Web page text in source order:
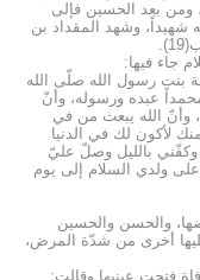
ومن بعد الحسين فإلى
شهيداً، وشهد المقداد بن
جاء فيها:
بنت رسول الله صلّى الله
عبده ورسوله، وأنّ
وأنّ الله يبعث من في
لأكون لك في الدنيا
بالليل وصلّ عليّ
على ولدي السلام إلى يوم
والحسن والحسين
أخرى من شدّة المرض،
فتحت عينيها وقالت: